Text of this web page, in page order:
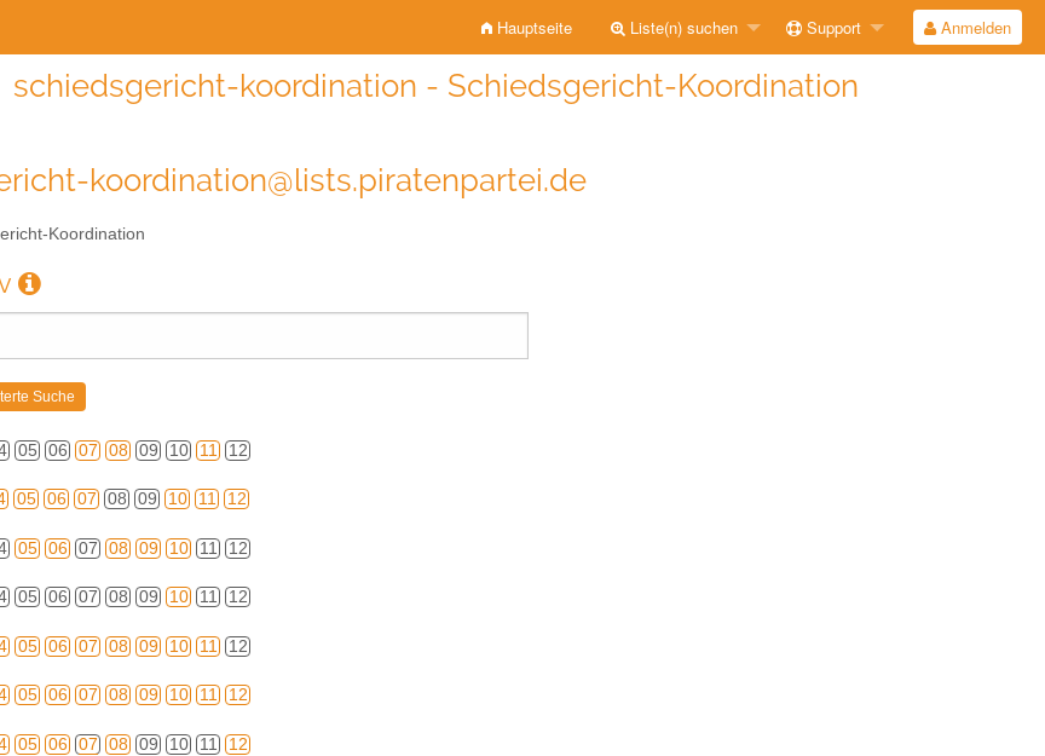
Hauptseite Liste(n) suchen Support Anmelden
schiedsgericht-koordination - Schiedsgericht-Koordination
koordination@lists.piratenpartei.de
Koordination
05 06 07 08 09 10 11 12
05 06 07 08 09 10 11 12
05 06 07 08 09 10 11 12
05 06 07 08 09 10 11 12
05 06 07 08 09 10 11 12
05 06 07 08 09 10 11 12
05 06 07 08 09 10 11 12